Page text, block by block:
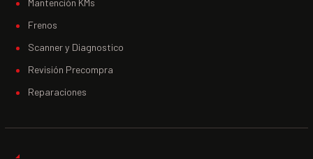
Frenos
Scanner y Diagnostico
Revisión Precompra
Reparaciones